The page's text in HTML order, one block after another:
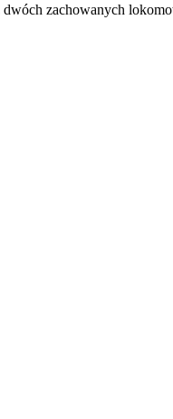
zachowanych